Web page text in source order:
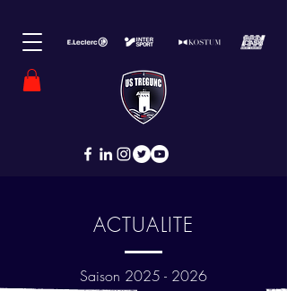
ACTUALITE
Saison 2025 - 2026